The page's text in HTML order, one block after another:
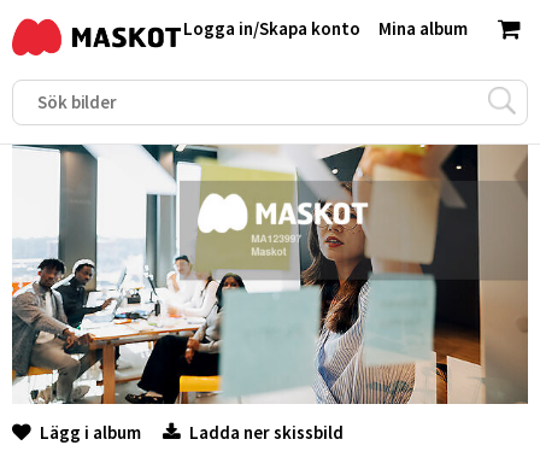
Mina album
Logga in/Skapa konto
Lägg i album Ladda ner skissbild